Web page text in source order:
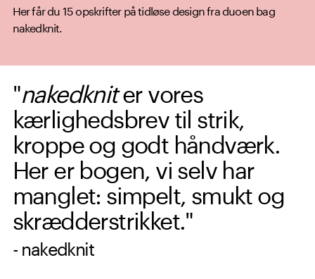
Her får du 15 opskrifter på tidløse design fra duoen bag
nakedknit.
"nakedkniter vores
kærlighedsbrev til strik,
kroppe og godt håndværk.
Her er bogen, vi selv har
manglet: simpelt, smukt og
skrædderstrikket."
- nakedknit